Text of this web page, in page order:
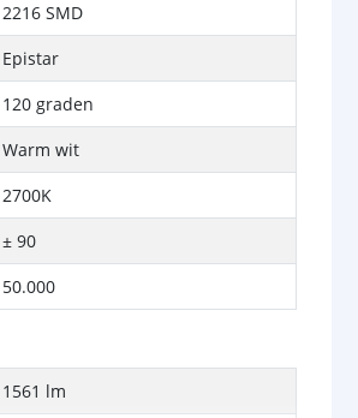
2216 SMD
Epistar
120 graden
Warm wit
2700K
± 90
50.000
1561 lm